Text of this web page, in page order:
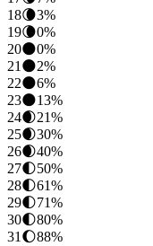
18🌘3%
19🌘0%
20🌑0%
21🌑2%
22🌑6%
23🌑13%
24🌒21%
25🌒30%
26🌒40%
27🌓50%
28🌓61%
29🌓71%
30🌓80%
31🌔88%